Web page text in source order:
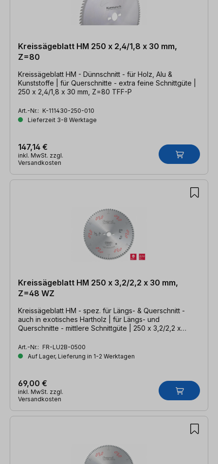
Kreissägeblatt HM 250 x 2,4/1,8 x 30 mm,
Z=80
Kreissägeblatt HM - Dünnschnitt - für Holz, Alu &
Kunststoffe | für Querschnitte - extra feine Schnittgüte |
250 x 2,4/1,8 x 30 mm, Z=80 TFF-P
Art.-Nr.: K-111430-250-010
Lieferzeit 3-8 Werktage
147,14 €
inkl. MwSt. zzgl.
Versandkosten
Kreissägeblatt HM 250 x 3,2/2,2 x 30 mm,
Z=48 WZ
Kreissägeblatt HM - spez. für Längs- & Querschnitt -
auch in exotisches Hartholz | für Längs- und
Querschnitte - mittlere Schnittgüte | 250 x 3,2/2,2 x
Art.-Nr.: FR-LU2B-0500
Auf Lager, Lieferung in 1-2 Werktagen
69,00 €
inkl. MwSt. zzgl.
Versandkosten